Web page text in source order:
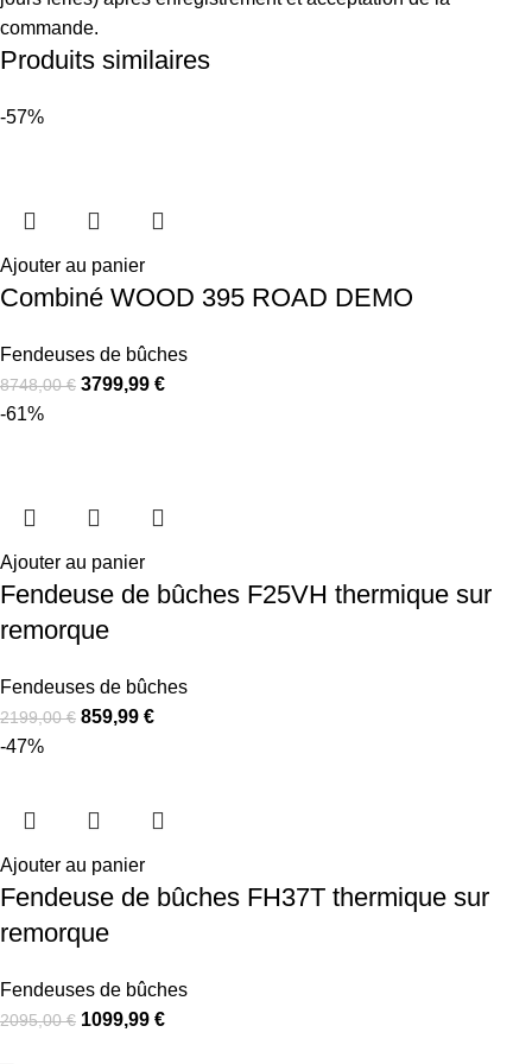
commande.
Produits similaires
-57%
Ajouter au panier
Combiné WOOD 395 ROAD DEMO
Fendeuses de bûches
8748,00€ 3799,99 €
-61%
Ajouter au panier
Fendeuse de bûches F25VH thermique sur
remorque
Fendeuses de bûches
2199,00€ 859,99 €
-47%
Ajouter au panier
Fendeuse de bûches FH37T thermique sur
remorque
Fendeuses de bûches
2095,00€ 1099,99 €